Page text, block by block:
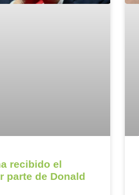
recibido el
parte de Donald